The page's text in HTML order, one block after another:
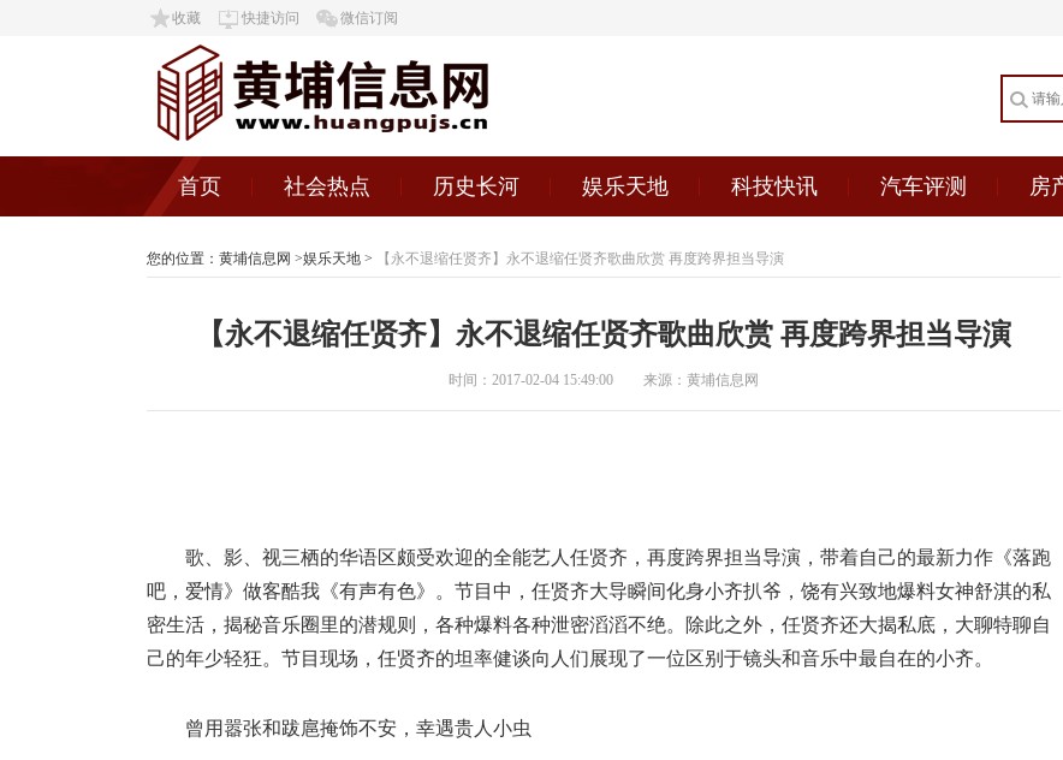
收藏 快捷访问 微信订阅
首页 社会热点 历史长河 娱乐天地 科技快讯 汽车评测 房
您的位置： 黄埔信息网 >娱乐天地 > 【永不退缩任贤齐】永不退缩任贤齐歌曲欣赏 再度跨界担当导演
【永不退缩任贤齐】永不退缩任贤齐歌曲欣赏 再度跨界担当导演
时间：2017-02-04 15:49:00 来源：黄埔信息网
歌、影、视三栖的华语区颇受欢迎的全能艺人任贤齐，再度跨界担当导演，带着自己的最新力作《落跑
吧，爱情》做客酷我《有声有色》。节目中，任贤齐大导瞬间化身小齐扒爷，饶有兴致地爆料女神舒淇的私
密生活，揭秘音乐圈里的潜规则，各种爆料各种泄密滔滔不绝。除此之外，任贤齐还大揭私底，大聊特聊自
己的年少轻狂。节目现场，任贤齐的坦率健谈向人们展现了一位区别于镜头和音乐中最自在的小齐。
曾用嚣张和跋扈掩饰不安，幸遇贵人小虫